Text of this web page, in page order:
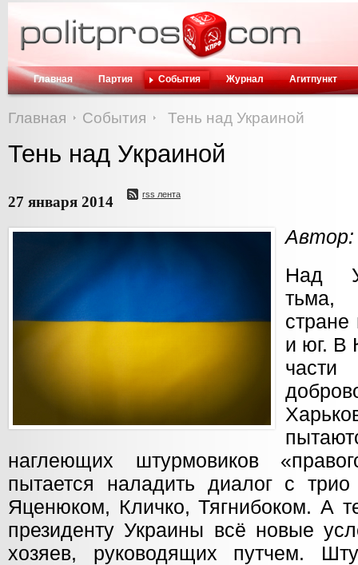
Главная Партия События Журнал Агитпункт
Главная События Тень над Украиной
Тень над Украиной
27 января 2014 rss лента
Автор:
Над
тьма,
и юг. В
наглеющих штурмовиков
пытается наладить диалог с трио
Яценюком, Кличко, Тягнибоком. А
президенту Украины всё новые
хозяев, руководящих путчем.